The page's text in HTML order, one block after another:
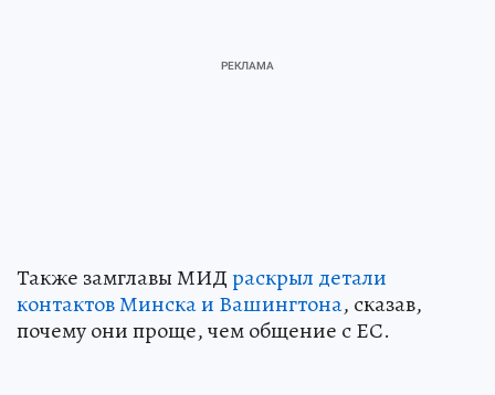
Также замглавы МИДраскрыл детали
контактов Минска и Вашингтона, сказав,
почему они проще, чем общение с ЕС.